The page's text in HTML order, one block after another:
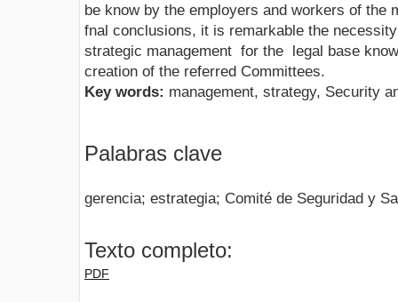
be know by the employers and workers of the
fnal conclusions, it is remarkable the
strategic management for the legal base
creation of the referred Committees.
Key words: management, strategy, Security
Palabras clave
gerencia; estrategia; Comité de Seguridad y
Texto completo:
PDF